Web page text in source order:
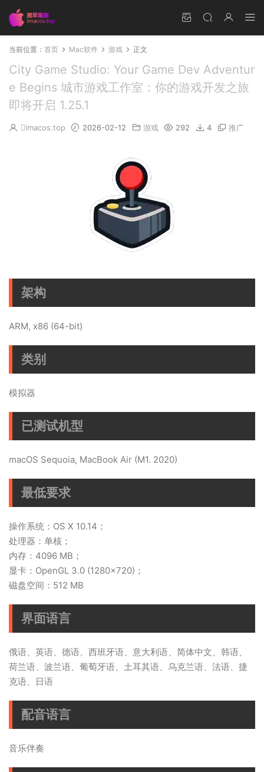
当前位置： 首页 Mac软件 游戏 正文
City Game Studio: Your Game Dev Adventur
e Begins 城市游戏工作室：你的游戏开发之旅
即将开启 1.25.1
imacos.top 2026-02-12 游戏 292 4 推广
架构
ARM, x86 (64-bit)
类别
模拟器
已测试机型
macOS Sequoia, MacBook Air (M1. 2020)
最低要求
操作系统：OS X 10.14；
处理器：单核；
内存：4096 MB；
显卡：OpenGL 3.0 (1280x720)；
磁盘空间：512 MB
界面语言
俄语、英语、德语、西班牙语、意大利语、简体中文、韩语、
荷兰语、波兰语、葡萄牙语、土耳其语、乌克兰语、法语、捷
克语、日语
配音语言
音乐伴奏